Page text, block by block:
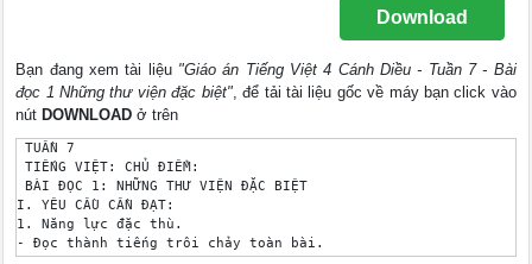
Download
Bạn đang xem tài liệu "Giáo án Tiếng Việt 4 Cánh Diều - Tuần 7 - Bài
đọc 1 Những thư viện đặc biệt", để tải tài liệu gốc về máy bạn click vào
nút DOWNLOAD ở trên
TUẦN 7
TIẾNG VIỆT: CHỦ ĐIỂM:
BÀI ĐỌC 1: NHỮNG THƯ VIỆN ĐẶC BIỆT
I. YÊU CẦU CẦN ĐẠT:
1. Năng lực đặc thù.
- Đọc thành tiếng trôi chảy toàn bài.